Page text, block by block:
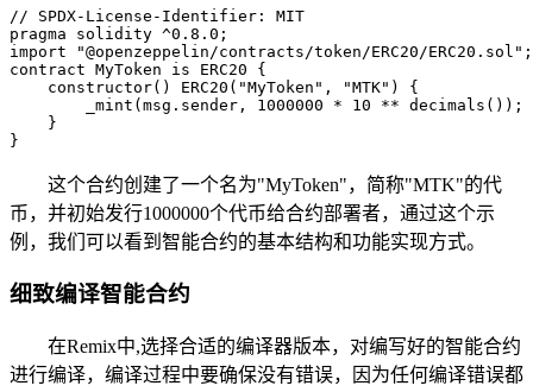
// SPDX-License-Identifier: MIT
pragma solidity ^0.8.0;
import "@openzeppelin/contracts/token/ERC20/ERC20.sol";
contract MyToken is ERC20 {
    constructor() ERC20("MyToken", "MTK") {
        _mint(msg.sender, 1000000 * 10 ** decimals());
    }
}
这个合约创建了一个名为"MyToken"，简称"MTK"的代
币，并初始发行1000000个代币给合约部署者，通过这个示
例，我们可以看到智能合约的基本结构和功能实现方式。
细致编译智能合约
在Remix中,选择合适的编译器版本，对编写好的智能合约
进行编译，编译过程中要确保没有错误，因为任何编译错误都